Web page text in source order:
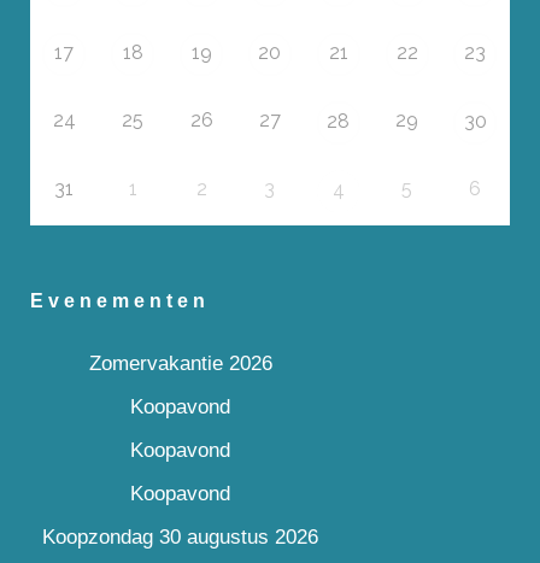
17 18 19 20 21 22 23
24 25 26 27 28 29 30
31 1 2 3 4 5 6
Evenementen
Zomervakantie 2026
Koopavond
Koopavond
Koopavond
Koopzondag 30 augustus 2026